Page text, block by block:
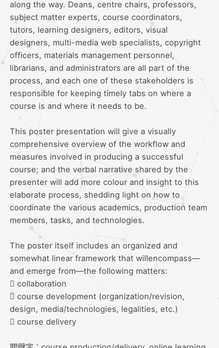
along the way. Deans, centre chairs, professors,
subject matter experts, course coordinators,
tutors, learning designers, editors, visual
designers, multi-media web specialists, copyright
officers, materials management personnel,
librarians, and administrators are all part of the
process, and each one of these stakeholders is
responsible for keeping timely tabs on where a
course is and where it needs to be.
This poster presentation will give a visually
comprehensive overview of the workflow and
measures involved in producing a successful
course; and the verbal narrative shared by the
presenter will add more colour and insight to this
elaborate process, shedding light on how to
coordinate the various academics, production team
members, tasks, and technologies.
The poster itself includes an organized and
somewhat linear framework that willencompass—
and emerge from—the following matters:
 collaboration
 course development (organization/revision,
design, media/technologies, legalities, etc.)
 course delivery